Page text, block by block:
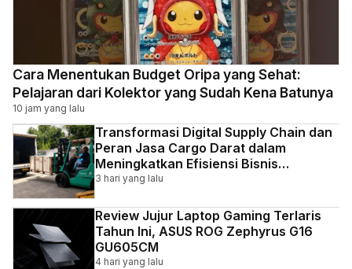
Cara Menentukan Budget Oripa yang Sehat:
Pelajaran dari Kolektor yang Sudah Kena Batunya
10 jam yang lalu
Transformasi Digital Supply Chain dan
Peran Jasa Cargo Darat dalam
Meningkatkan Efisiensi Bisnis
Indonesia
3 hari yang lalu
Review Jujur Laptop Gaming Terlaris
Tahun Ini, ASUS ROG Zephyrus G16
GU605CM
4 hari yang lalu